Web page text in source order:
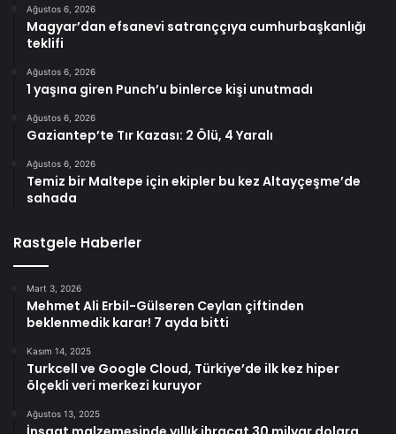
Ağustos 6, 2026
Magyar’dan efsanevi satranççıya cumhurbaşkanlığı
teklifi
Ağustos 6, 2026
1 yaşına giren Punch’u binlerce kişi unutmadı
Ağustos 6, 2026
Gaziantep’te Tır Kazası: 2 Ölü, 4 Yaralı
Ağustos 6, 2026
Temiz bir Maltepe için ekipler bu kez Altayçeşme’de
sahada
Rastgele Haberler
Mart 3, 2026
Mehmet Ali Erbil-Gülseren Ceylan çiftinden
beklenmedik karar! 7 ayda bitti
Kasım 14, 2025
Turkcell ve Google Cloud, Türkiye’de ilk kez hiper
ölçekli veri merkezi kuruyor
Ağustos 13, 2025